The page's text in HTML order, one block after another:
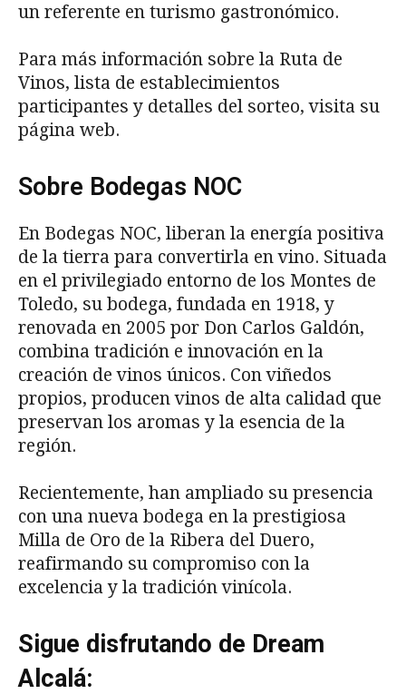
un referente en turismo gastronómico.
Para más información sobre la Ruta de
Vinos, lista de establecimientos
participantes y detalles del sorteo, visita su
página web.
Sobre Bodegas NOC
En Bodegas NOC, liberan la energía positiva
de la tierra para convertirla en vino. Situada
en el privilegiado entorno de los Montes de
Toledo, su bodega, fundada en 1918, y
renovada en 2005 por Don Carlos Galdón,
combina tradición e innovación en la
creación de vinos únicos. Con viñedos
propios, producen vinos de alta calidad que
preservan los aromas y la esencia de la
región.
Recientemente, han ampliado su presencia
con una nueva bodega en la prestigiosa
Milla de Oro de la Ribera del Duero,
reafirmando su compromiso con la
excelencia y la tradición vinícola.
Sigue disfrutando de Dream
Alcalá: